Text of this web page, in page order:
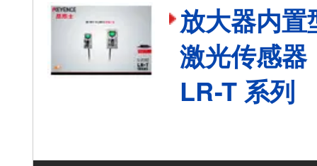
放大器内置
激光传感器
LR-T 系列